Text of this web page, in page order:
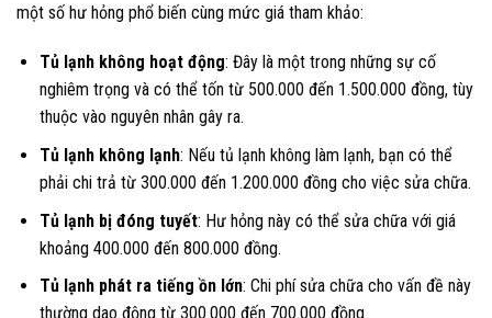
một số hư hỏng phổ biến cùng mức giá tham khảo:
Tủ lạnh không hoạt động: Đây là một trong những sự cố
nghiêm trọng và có thể tốn từ 500.000 đến 1.500.000 đồng, tùy
thuộc vào nguyên nhân gây ra.
Tủ lạnh không lạnh: Nếu tủ lạnh không làm lạnh, bạn có thể
phải chi trả từ 300.000 đến 1.200.000 đồng cho việc sửa chữa.
Tủ lạnh bị đóng tuyết: Hư hỏng này có thể sửa chữa với giá
khoảng 400.000 đến 800.000 đồng.
Tủ lạnh phát ra tiếng ồn lớn: Chi phí sửa chữa cho vấn đề này
thường dao động từ 300.000 đến 700.000 đồng.